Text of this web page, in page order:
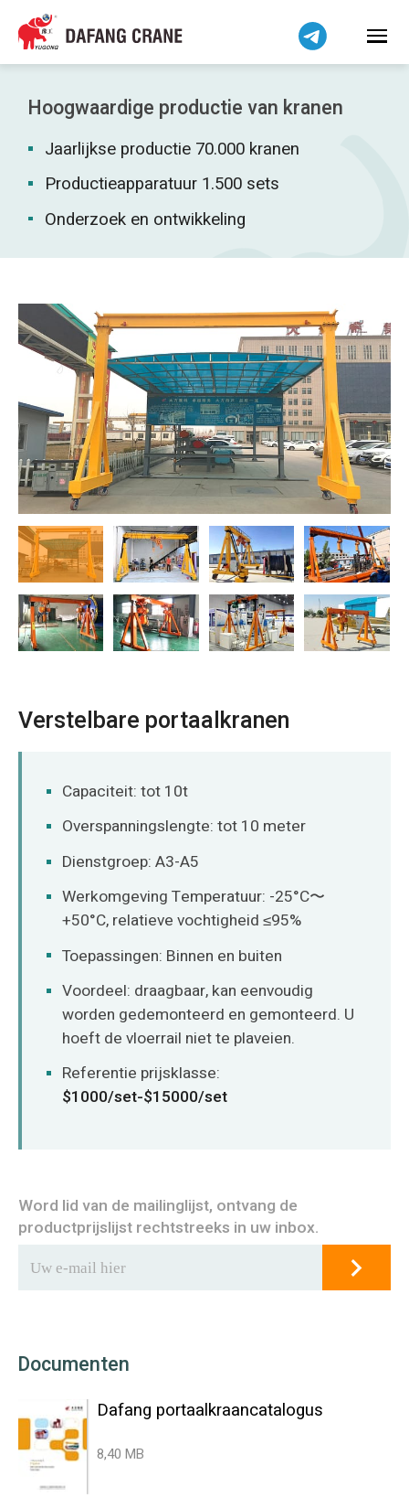
Hoogwaardige productie van kranen
Jaarlijkse productie 70.000 kranen
Productieapparatuur 1.500 sets
Onderzoek en ontwikkeling
Verstelbare portaalkranen
Capaciteit: tot 10t
Overspanningslengte: tot 10 meter
Dienstgroep: A3-A5
Werkomgeving Temperatuur: -25°C〜
+50°C, relatieve vochtigheid ≤95%
Toepassingen: Binnen en buiten
Voordeel: draagbaar, kan eenvoudig
worden gedemonteerd en gemonteerd. U
hoeft de vloerrail niet te plaveien.
Referentie prijsklasse:
$1000/set-$15000/set
Word lid van de mailinglijst, ontvang de
productprijslijst rechtstreeks in uw inbox.
Documenten
Dafang portaalkraancatalogus
8,40 MB
Bahasa Indonesia
Bahasa Melayu
Tiếng Việt
简体中文
فارسی
Pilipino
اردو
Беларуская мова
Kiswahili
Dansk
O‘zbekcha